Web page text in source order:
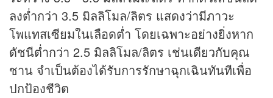
ลงต่ำกว่า 3.5 มิลลิโมล/ลิตร แสดงว่ามีภาวะ
โพแทสเซียมในเลือดต่ำ โดยเฉพาะอย่างยิ่งหาก
ดัชนีต่ำกว่า 2.5 มิลลิโมล/ลิตร เช่นเดียวกับคุณ
ชาน จำเป็นต้องได้รับการรักษาฉุกเฉินทันทีเพื่อ
ปกป้องชีวิต